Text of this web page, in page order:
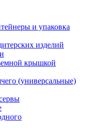
и упаковка
изделий
крышкой
(универсальные)